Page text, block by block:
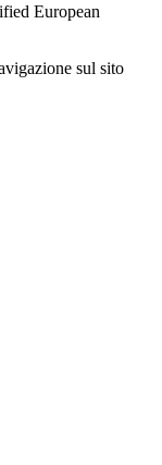
European
sul sito